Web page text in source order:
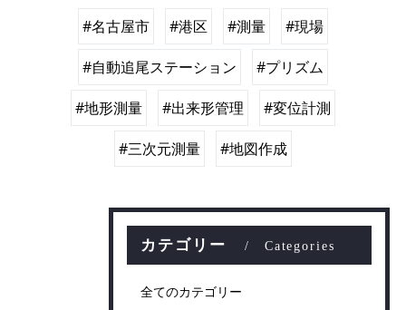
#名古屋市 #港区 #測量 #現場
#自動追尾ステーション #プリズム
#地形測量 #出来形管理 #変位計測
#三次元測量 #地図作成
カテゴリー Categories
全てのカテゴリー